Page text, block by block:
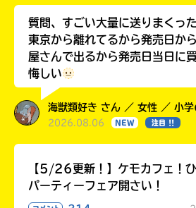
質問、すごい大量に送りまくっ
東京から離れてるから発売日か
屋さんで出るから発売日当日に
悔しい
海獣類好き さん ／ 女性 ／ 小
2026.08.06 NEW 注目 !!
【5/26更新！】ケモカフェ！
パーティーフェア開さい！